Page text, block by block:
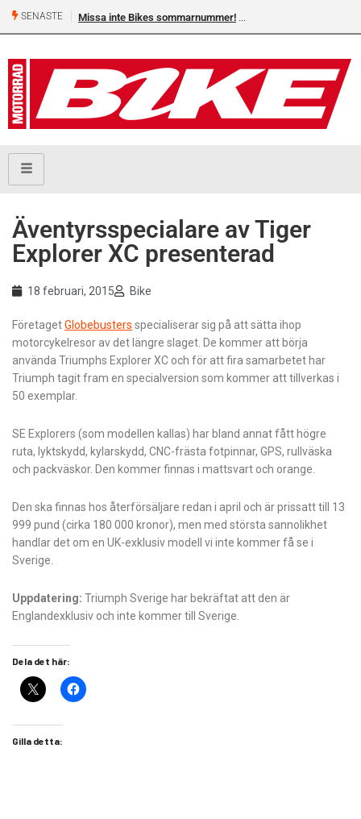
SENASTE Missa inte Bikes sommarnummer!
Äventyrsspecialare av Tiger
Explorer XC presenterad
18 februari, 2015 Bike
FöretagetGlobebusters specialiserar sig på att sätta ihop
motorcykelresor av det längre slaget. De kommer att börja
använda Triumphs Explorer XC och för att fira samarbetet har
Triumph tagit fram en specialversion som kommer att tillverkas i
50 exemplar.
SE Explorers (som modellen kallas) har bland annat fått högre
ruta, lyktskydd, kylarskydd, CNC-frästa fotpinnar, GPS, rullväska
och packväskor. Den kommer finnas i mattsvart och orange.
Den ska finnas hos återförsäljare redan i april och är prissatt till 13
999 pund (cirka 180 000 kronor), men med största sannolikhet
handlar det om en UK-exklusiv modell vi inte kommer få se i
Sverige.
Uppdatering: Triumph Sverige har bekräftat att den är
Englandexklusiv och inte kommer till Sverige.
Dela det här:
Gilla detta: